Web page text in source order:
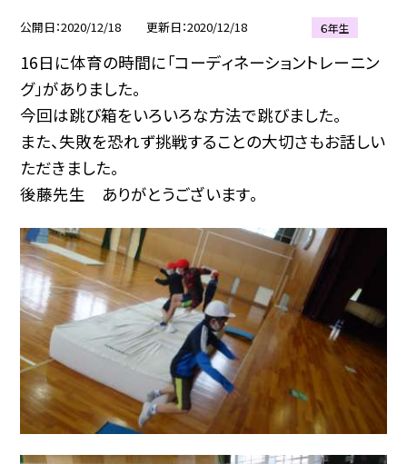
公開日 2020/12/18 更新日 2020/12/18 ６年生
16日に体育の時間に「コーディネーショントレーニン
グ」がありました。
今回は跳び箱をいろいろな方法で跳びました。
また、失敗を恐れず挑戦することの大切さもお話しい
ただきました。
後藤先生 ありがとうございます。